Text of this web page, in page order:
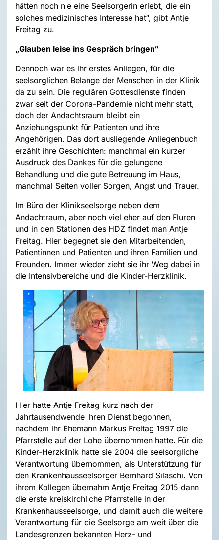
hätten noch nie eine Seelsorgerin erlebt, die ein
solches medizinisches Interesse hat“, gibt Antje
Freitag zu.
„Glauben leise ins Gespräch bringen“
Dennoch war es ihr erstes Anliegen, für die
seelsorglichen Belange der Menschen in der Klinik
da zu sein. Die regulären Gottesdienste finden
zwar seit der Corona-Pandemie nicht mehr statt,
doch der Andachtsraum bleibt ein
Anziehungspunkt für Patienten und ihre
Angehörigen. Das dort ausliegende Anliegenbuch
erzählt ihre Geschichten: manchmal ein kurzer
Ausdruck des Dankes für die gelungene
Behandlung und die gute Betreuung im Haus,
manchmal Seiten voller Sorgen, Angst und Trauer.
Im Büro der Klinikseelsorge neben dem
Andachtraum, aber noch viel eher auf den Fluren
und in den Stationen des HDZ findet man Antje
Freitag. Hier begegnet sie den Mitarbeitenden,
Patientinnen und Patienten und ihren Familien und
Freunden. Immer wieder zieht sie ihr Weg dabei in
die Intensivbereiche und die Kinder-Herzklinik.
Hier hatte Antje Freitag kurz nach der
Jahrtausendwende ihren Dienst begonnen,
nachdem ihr Ehemann Markus Freitag 1997 die
Pfarrstelle auf der Lohe übernommen hatte. Für die
Kinder-Herzklinik hatte sie 2004 die seelsorgliche
Verantwortung übernommen, als Unterstützung für
den Krankenhausseelsorger Bernhard Silaschi. Von
ihrem Kollegen übernahm Antje Freitag 2015 dann
die erste kreiskirchliche Pfarrstelle in der
Krankenhausseelsorge, und damit auch die weitere
Verantwortung für die Seelsorge am weit über die
Landesgrenzen bekannten Herz- und